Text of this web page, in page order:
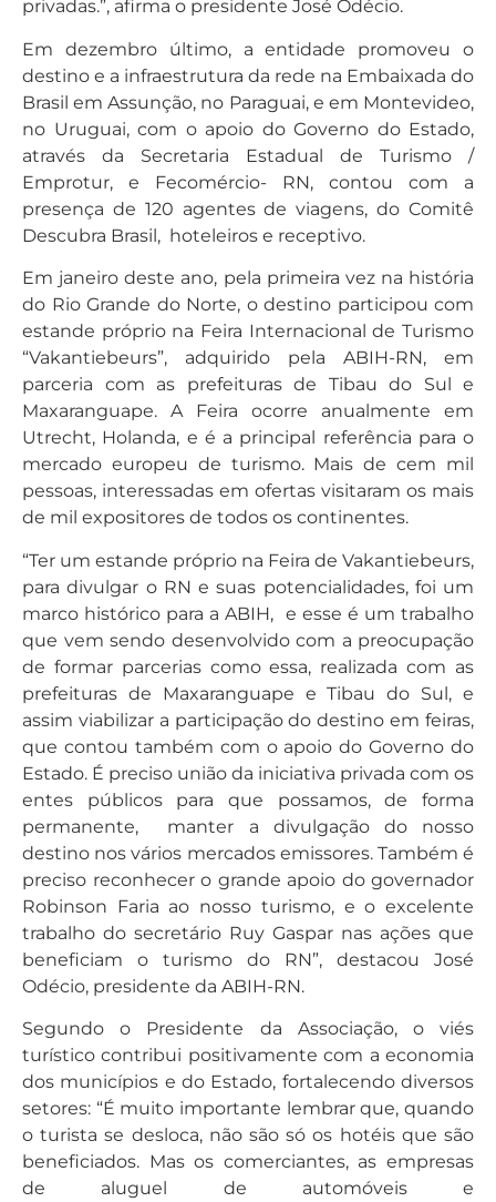
privadas.”, afirma o presidente José Odécio.
Em dezembro último, a entidade promoveu o
destino e a infraestrutura da rede na Embaixada do
Brasil em Assunção, no Paraguai, e em Montevideo,
no Uruguai, com o apoio do Governo do Estado,
através da Secretaria Estadual de Turismo /
Emprotur, e Fecomércio- RN, contou com a
presença de 120 agentes de viagens, do Comitê
Descubra Brasil, hoteleiros e receptivo.
Em janeiro deste ano, pela primeira vez na história
do Rio Grande do Norte, o destino participou com
estande próprio na Feira Internacional de Turismo
“Vakantiebeurs”, adquirido pela ABIH-RN, em
parceria com as prefeituras de Tibau do Sul e
Maxaranguape. A Feira ocorre anualmente em
Utrecht, Holanda, e é a principal referência para o
mercado europeu de turismo. Mais de cem mil
pessoas, interessadas em ofertas visitaram os mais
de mil expositores de todos os continentes.
“Ter um estande próprio na Feira de Vakantiebeurs,
para divulgar o RN e suas potencialidades, foi um
marco histórico para a ABIH, e esse é um trabalho
que vem sendo desenvolvido com a preocupação
de formar parcerias como essa, realizada com as
prefeituras de Maxaranguape e Tibau do Sul, e
assim viabilizar a participação do destino em feiras,
que contou também com o apoio do Governo do
Estado. É preciso união da iniciativa privada com os
entes públicos para que possamos, de forma
permanente, manter a divulgação do nosso
destino nos vários mercados emissores. Também é
preciso reconhecer o grande apoio do governador
Robinson Faria ao nosso turismo, e o excelente
trabalho do secretário Ruy Gaspar nas ações que
beneficiam o turismo do RN”, destacou José
Odécio, presidente da ABIH-RN.
Segundo o Presidente da Associação, o viés
turístico contribui positivamente com a economia
dos municípios e do Estado, fortalecendo diversos
setores: “É muito importante lembrar que, quando
o turista se desloca, não são só os hotéis que são
beneficiados. Mas os comerciantes, as empresas
de aluguel de automóveis e